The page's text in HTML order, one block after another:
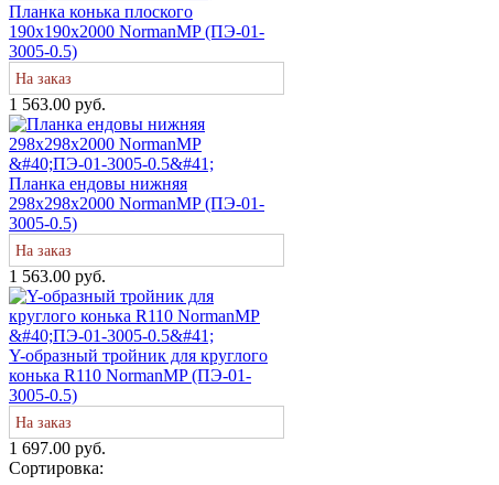
Планка конька плоского
190х190х2000 NormanMP (ПЭ-01-
3005-0.5)
На заказ
1 563.00 руб.
Планка ендовы нижняя
298х298х2000 NormanMP (ПЭ-01-
3005-0.5)
На заказ
1 563.00 руб.
Y-образный тройник для круглого
конька R110 NormanMP (ПЭ-01-
3005-0.5)
На заказ
1 697.00 руб.
Сортировка: